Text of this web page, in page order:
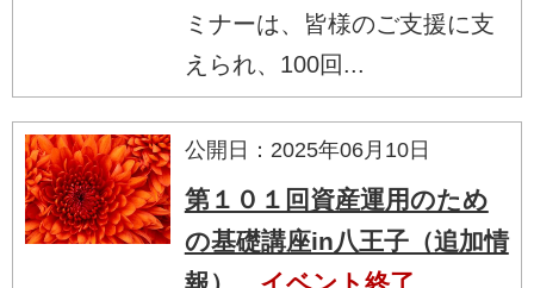
ミナーは、皆様のご支援に支
えられ、100回...
公開日：2025年06月10日
第１０１回資産運用のため
の基礎講座in八王子（追加情
報）
イベント終了